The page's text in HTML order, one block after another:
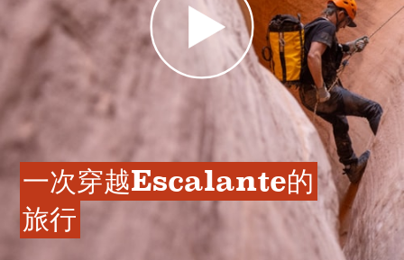
一次穿越Escalante的
旅行